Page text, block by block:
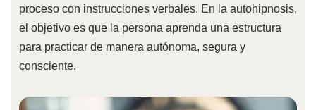
proceso con instrucciones verbales. En la autohipnosis,
el objetivo es que la persona aprenda una estructura
para practicar de manera autónoma, segura y
consciente.